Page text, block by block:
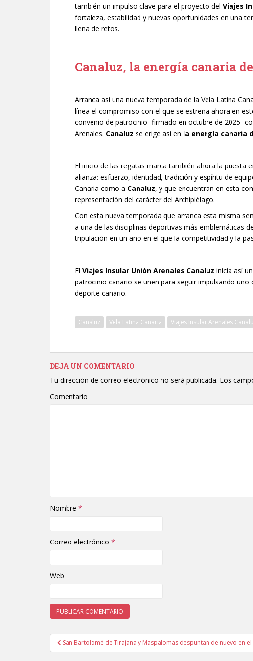
también un impulso clave para el proyecto del Viajes
fortaleza, estabilidad y nuevas oportunidades en una
llena de retos.
Canaluz, la energía canaria
Arranca así una nueva temporada de la Vela Latina
línea el compromiso con el que se estrena ahora en
convenio de patrocinio -firmado en octubre de 2025-
Arenales. Canaluz se erige así en la energía canaria
El inicio de las regatas marca también ahora la puesta
alianza: esfuerzo, identidad, tradición y espíritu de
Canaria como a Canaluz, y que encuentran en esta
representación del carácter del Archipiélago.
Con esta nueva temporada que arranca esta misma
a una de las disciplinas deportivas más emblemáticas
tripulación en un año en el que la competitividad y la
El Viajes Insular Unión Arenales Canaluz inicia así
patrocinio canario se unen para seguir impulsando
deporte canario.
Canaluz Vela Latina Canaria Viajes Insular Arenales
DEJA UN COMENTARIO
Tu dirección de correo electrónico no será publicada. Los
Comentario
Nombre *
Correo electrónico *
Web
Navegación de entradas
San Bartolomé de Tirajana y Maspalomas despuntan de nuevo en